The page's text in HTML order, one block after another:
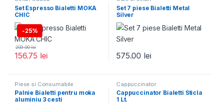
Set Espresso Bialetti MOKA
CHIC
-25%
156.75 lei
209.00lei
Set 7 piese Bialetti Metal
Silver
575.00 lei
Piese si Consumabile
Palnie Bialetti pentru moka
aluminiu 3 cesti
Cappuccinator
Cappuccinator Bialetti Sticla
1 Lt.